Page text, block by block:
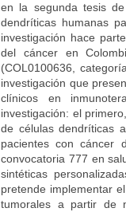
en la segunda tesis
dendríticas humanas
investigación hace
del cáncer en
(COL0100636,
investigación que
clínicos en
investigación: el
de células dendríticas
pacientes con cáncer
convocatoria 777 en
sintéticas
pretende implementar
tumorales a partir de